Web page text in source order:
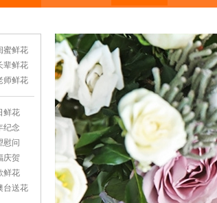
蜜鲜花
辈鲜花
师鲜花
鲜花
纪念
慰问
庆贺
鲜花
台送花